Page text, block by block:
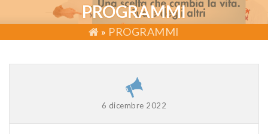
PROGRAMMI
» PROGRAMMI
6 dicembre 2022